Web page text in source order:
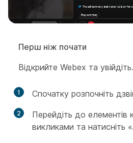
Перш ніж почати
Відкрийте Webex та увійдіть.
1 Спочатку розпочніть
2
Перейдіть до елементів
викликами та натисніть